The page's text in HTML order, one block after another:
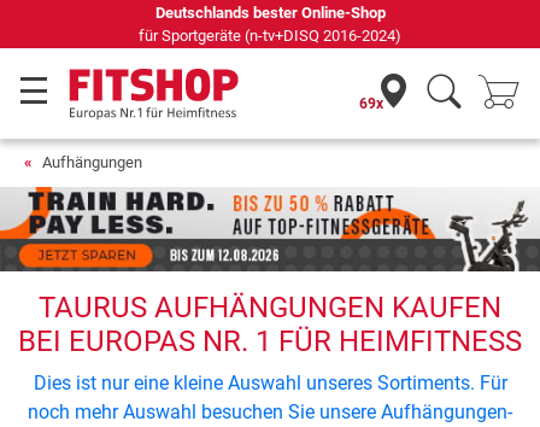
Deutschlands bester Online-Shop
für Sportgeräte (n-tv+DISQ 2016-2024)
69x
Aufhängungen
TAURUS AUFHÄNGUNGEN KAUFEN
BEI EUROPAS NR. 1 FÜR HEIMFITNESS
Dies ist nur eine kleine Auswahl unseres Sortiments. Für
noch mehr Auswahl besuchen Sie unsere Aufhängungen-